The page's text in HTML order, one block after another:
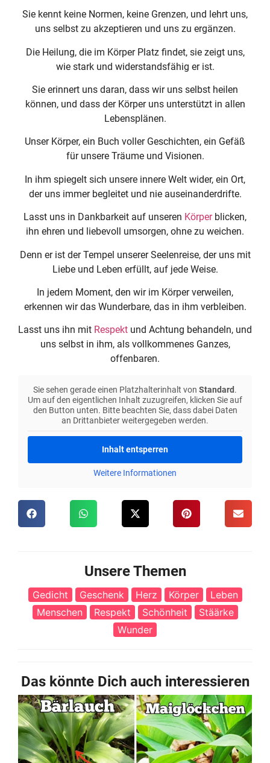
Sie kennt keine Normen, keine Grenzen, und lehrt uns,
uns selbst zu akzeptieren und uns zu ergänzen.
Die Heilung, die im Körper Platz findet, sie zeigt uns,
wie stark und widerstandsfähig er ist.
Sie erinnert uns daran, dass wir uns selbst heilen
können, und dass der Körper uns unterstützt in allen
Lebensplänen.
Unser Körper, ein Buch voller Geschichten, ein Gefäß
für unsere Träume und Visionen.
In ihm spiegelt sich unsere innere Welt wider, ein Ort,
der uns immer begleitet und nie auseinanderdrifte.
Lasst uns in Dankbarkeit auf unseren Körperblicken,
ihn ehren und liebevoll umsorgen, ohne zu weichen.
Denn er ist der Tempel unserer Seelenreise, der uns mit
Liebe und Leben erfüllt, auf jede Weise.
In jedem Moment, den wir im Körper verweilen,
erkennen wir das Wunderbare, das in ihm verbleiben.
Lasst uns ihn mit Respekt und Achtung behandeln, und
uns selbst in ihm, als vollkommenes Ganzes,
offenbaren.
Sie sehen gerade einen Platzhalterinhalt von Standard .
Um auf den eigentlichen Inhalt zuzugreifen, klicken Sie auf
den Button unten. Bitte beachten Sie, dass dabei Daten
an Drittanbieter weitergegeben werden.
Inhalt entsperren
Weitere Informationen
Unsere Themen
Gedicht Geschenk Herz Körper
Leben
Menschen
Respekt Schönheit
Stäärke
Wunder
Das könnte Dich auch interessieren